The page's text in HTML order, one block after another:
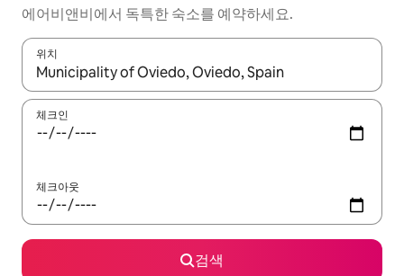
에어비앤비에서 독특한 숙소를 예약하세요.
위치
결과가 나오면 위·아래 화살표 키를 사용하거나 터치 또는 스와이
체크인
체크아웃
검색